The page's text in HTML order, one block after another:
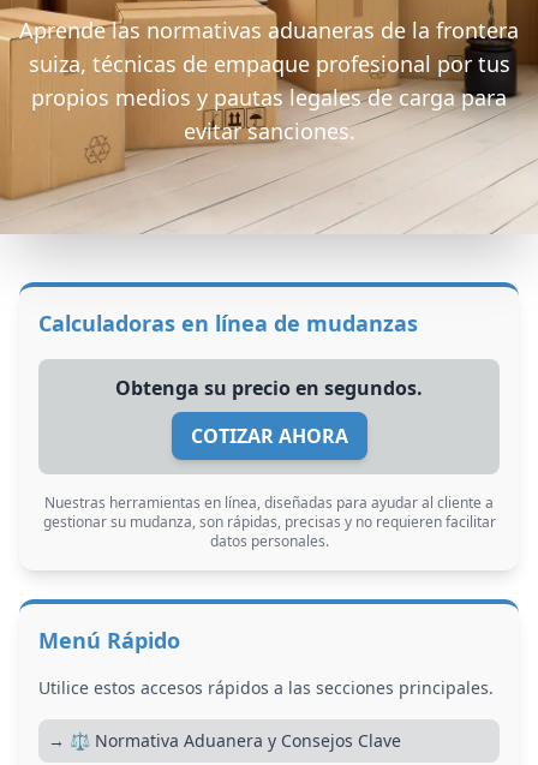
Aprende las normativas aduaneras de la frontera
suiza, técnicas de empaque profesional por tus
propios medios y pautas legales de carga para
evitar sanciones.
Calculadoras en línea de mudanzas
Obtenga su precio en segundos.
COTIZAR AHORA
Nuestras herramientas en línea, diseñadas para ayudar al cliente a
gestionar su mudanza, son rápidas, precisas y no requieren facilitar
datos personales.
Menú Rápido
Utilice estos accesos rápidos a las secciones principales.
→ ⚖️ Normativa Aduanera y Consejos Clave